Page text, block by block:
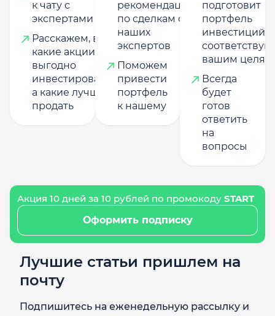
к чату с
экспертами
Расскажем, в
какие акции
выгодно
инвестировать,
а какие лучше
продать
рекомендациям
по сделкам от
наших
экспертов
Поможем
привести
портфель
к нашему
подготовит
портфель
инвестиций,
вашим целям
Всегда
будет
готов
ответить
на
вопросы
Акция 10 дней за 10 рублей по промокоду START
Оформить подписку
Лучшие статьи пришлем на
почту
Подпишитесь на еженедельную рассылку и